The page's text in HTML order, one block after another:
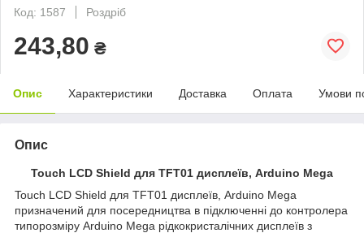
Код: 1587
Роздріб
243,80 ₴
Опис Характеристики Доставка Оплата Умови
Опис
Touch LCD Shield для TFT01 дисплеїв, Arduino Mega
Touch LCD Shield для TFT01 дисплеїв, Arduino Mega
призначений для посередництва в підключенні до контролера
типорозміру Arduino Mega рідкокристалічних дисплеїв з